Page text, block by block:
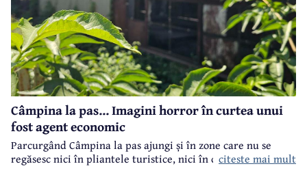
Câmpina la pas... Imagini horror în curtea unui
fost agent economic
Parcurgând Câmpina la pas ajungi și în zone care nu se
regăsesc nici în pliantele turistice, nici în cele.. electorale.
citeste mai mult